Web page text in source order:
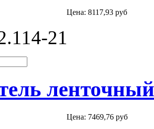
Цена: 8117,93 руб
21
Цена: 7469,76 руб